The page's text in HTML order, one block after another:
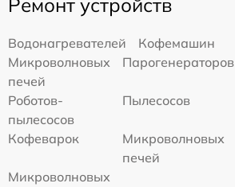
Ремонт устройств
Водонагревателей
Кофемашин
Микроволновых
печей
Парогенераторов
Роботов-
пылесосов
Пылесосов
Кофеварок
Микроволновых
печей
Микроволновых